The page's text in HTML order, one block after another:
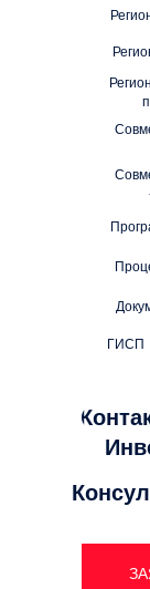
ГИСП